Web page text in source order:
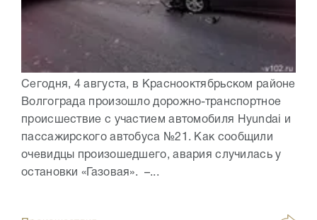
Сегодня, 4 августа, в Краснооктябрьском районе
Волгограда произошло дорожно-транспортное
происшествие с участием автомобиля Hyundai и
пассажирского автобуса №21. Как сообщили
очевидцы произошедшего, авария случилась у
остановки «Газовая». –...